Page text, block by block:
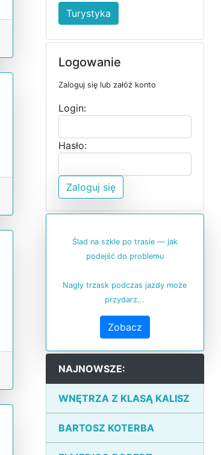
Turystyka
Logowanie
Zaloguj się lub załóż konto
Login:
Hasło:
Zaloguj się
Ślad na szkle po trasie — jak
podejść do problemu
Nagły trzask podczas jazdy może
przydarz...
Zobacz
NAJNOWSZE:
WNĘTRZA Z KLASĄ KALISZ
BARTOSZ KOTERBA